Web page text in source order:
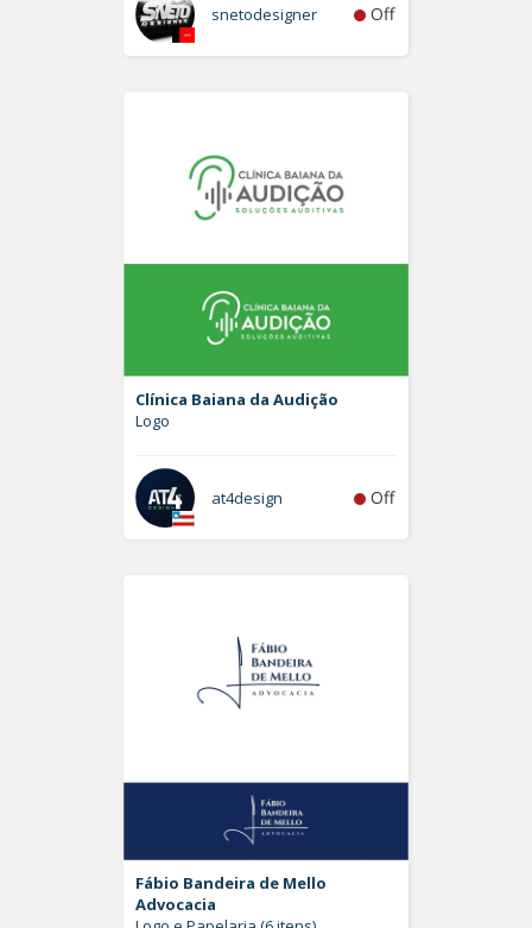
snetodesigner Off
Clínica Baiana da Audição
Logo
at4design Off
Fábio Bandeira de Mello
Advocacia